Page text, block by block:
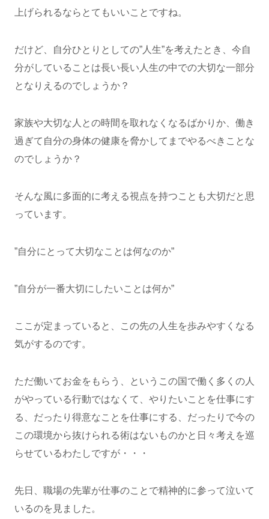
上げられるならとてもいいことですね。
だけど、自分ひとりとしての”人生”を考えたとき、今自
分がしていることは長い長い人生の中での大切な一部分
となりえるのでしょうか？
家族や大切な人との時間を取れなくなるばかりか、働き
過ぎて自分の身体の健康を脅かしてまでやるべきことな
のでしょうか？
そんな風に多面的に考える視点を持つことも大切だと思
っています。
”自分にとって大切なことは何なのか”
”自分が一番大切にしたいことは何か”
ここが定まっていると、この先の人生を歩みやすくなる
気がするのです。
ただ働いてお金をもらう、というこの国で働く多くの人
がやっている行動ではなくて、やりたいことを仕事にす
る、だったり得意なことを仕事にする、だったりで今の
この環境から抜けられる術はないものかと日々考えを巡
らせているわたしですが・・・
先日、職場の先輩が仕事のことで精神的に参って泣いて
いるのを見ました。